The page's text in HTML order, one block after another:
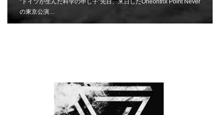
“ドイツが生んだ科学の申し子"先日、来日したOneohtrix Point Never
の東京公演…